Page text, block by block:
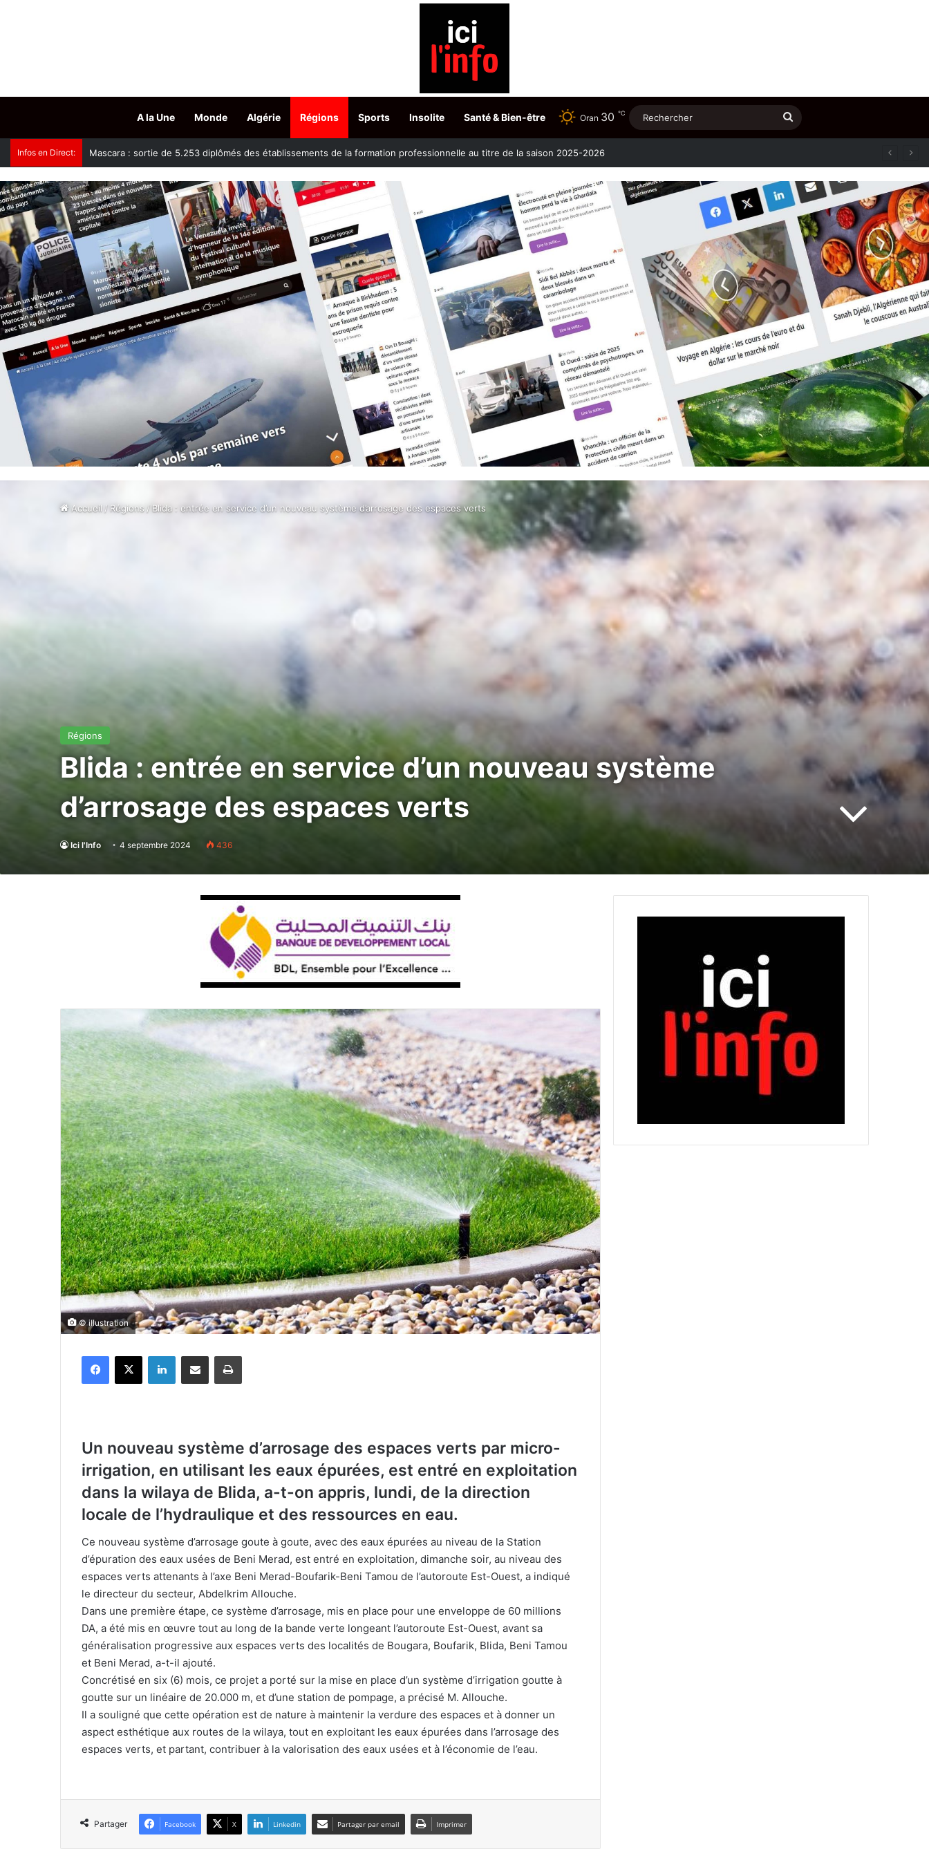
A la Une Monde Algérie Régions Sports Insolite Santé & Bien-être Oran 30 ℃ Rechercher
Infos en Direct: Tissemsilt : plus de 15.500 têtes d’ovins vaccinés contre la clavelée
Accueil /Régions/Blida : entrée en service d’un nouveau système d’arrosage des espaces verts
Régions
Blida : entrée en service d’un nouveau système
d’arrosage des espaces verts
Ici l'Info 4 septembre 2024 436
© illustration
Un nouveau système d’arrosage des espaces verts par micro-
irrigation, en utilisant les eaux épurées, est entré en exploitation
dans la wilaya de Blida, a-t-on appris, lundi, de la direction
locale de l’hydraulique et des ressources en eau.
Ce nouveau système d’arrosage goute à goute, avec des eaux épurées au niveau de la Station
d’épuration des eaux usées de Beni Merad, est entré en exploitation, dimanche soir, au niveau des
espaces verts attenants à l’axe Beni Merad-Boufarik-Beni Tamou de l’autoroute Est-Ouest, a indiqué
le directeur du secteur, Abdelkrim Allouche.
Dans une première étape, ce système d’arrosage, mis en place pour une enveloppe de 60 millions
DA, a été mis en œuvre tout au long de la bande verte longeant l’autoroute Est-Ouest, avant sa
généralisation progressive aux espaces verts des localités de Bougara, Boufarik, Blida, Beni Tamou
et Beni Merad, a-t-il ajouté.
Concrétisé en six (6) mois, ce projet a porté sur la mise en place d’un système d’irrigation goutte à
goutte sur un linéaire de 20.000 m, et d’une station de pompage, a précisé M. Allouche.
Il a souligné que cette opération est de nature à maintenir la verdure des espaces et à donner un
aspect esthétique aux routes de la wilaya, tout en exploitant les eaux épurées dans l’arrosage des
espaces verts, et partant, contribuer à la valorisation des eaux usées et à l’économie de l’eau.
Partager Facebook X Linkedin Partager par email Imprimer
Oran : un camp d’été pour favoriser
l’inclusion des enfants autistes
Tosyali Algérie lance la production
laminage à froid
Boutlélis : l’EPSP lance un concours
dentistes
Alger : de nouvelles mesures pour
améliorer la qualité du service public
de distribution d’eau potable
Mascara : sortie de 5.253 diplômés
des établissements de la formation